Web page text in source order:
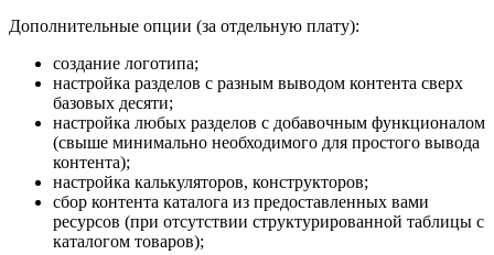
Дополнительные опции (за отдельную плату):
создание логотипа;
настройка разделов с разным выводом контента сверх
базовых десяти;
настройка любых разделов с добавочным функционалом
(свыше минимально необходимого для простого вывода
контента);
настройка калькуляторов, конструкторов;
сбор контента каталога из предоставленных вами
ресурсов (при отсутствии структурированной таблицы с
каталогом товаров);